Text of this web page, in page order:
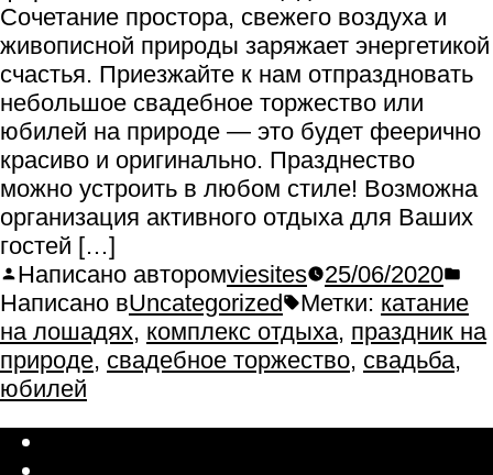
Сочетание простора, свежего воздуха и
живописной природы заряжает энергетикой
счастья. Приезжайте к нам отпраздновать
небольшое свадебное торжество или
юбилей на природе — это будет феерично
красиво и оригинально. Празднество
можно устроить в любом стиле! Возможна
организация активного отдыха для Ваших
гостей […]
Написано авторомviesites
25/06/2020
Написано вUncategorized Метки: катание
на лошадях, комплекс отдыха, праздник на
природе, свадебное торжество, свадьба,
юбилей